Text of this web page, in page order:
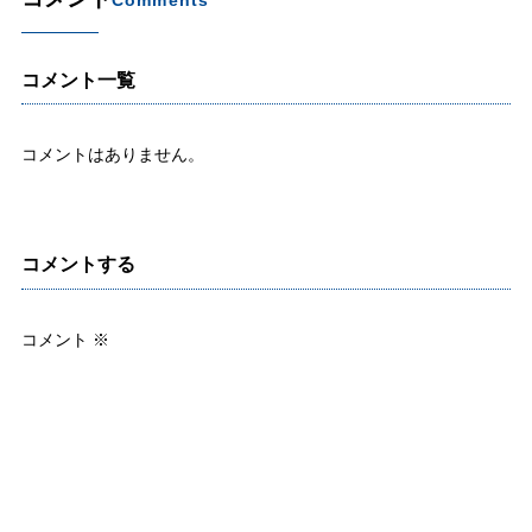
コメント一覧
コメントはありません。
コメントする
コメント ※